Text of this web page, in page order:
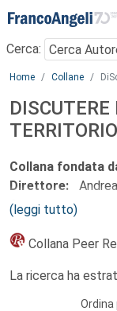
Menu
Cerca:
Main content
Home Collane
Collana fondata
Direttore:
Genova
Stefano
Luisa Pandolfi,
Davide
(leggi tutto)
Collana Peer
La ricerca ha
Ordina